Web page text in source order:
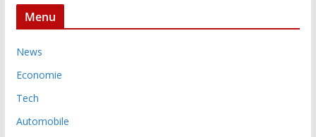
Menu
News
Economie
Tech
Automobile